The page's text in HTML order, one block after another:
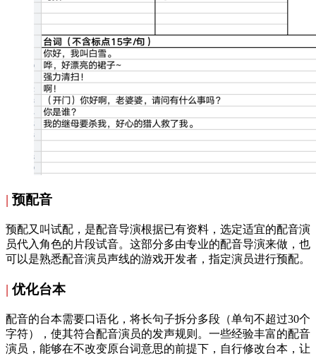
| 预配音
预配又叫试配，是配音导演根据已有资料，选定适宜的配音演
员代入角色的片段试音。这部分多由专业的配音导演来做，也
可以是熟悉配音演员声线的游戏开发者，指定演员进行预配。
| 优化台本
配音的台本需要口语化，将长句子拆分多段（单句不超过30个
字符），使其符合配音演员的发声规则。一些经验丰富的配音
演员，能够在不改变原台词意思的前提下，自行修改台本，让